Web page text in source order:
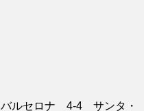
バルセロナ 4-4 サンタ・